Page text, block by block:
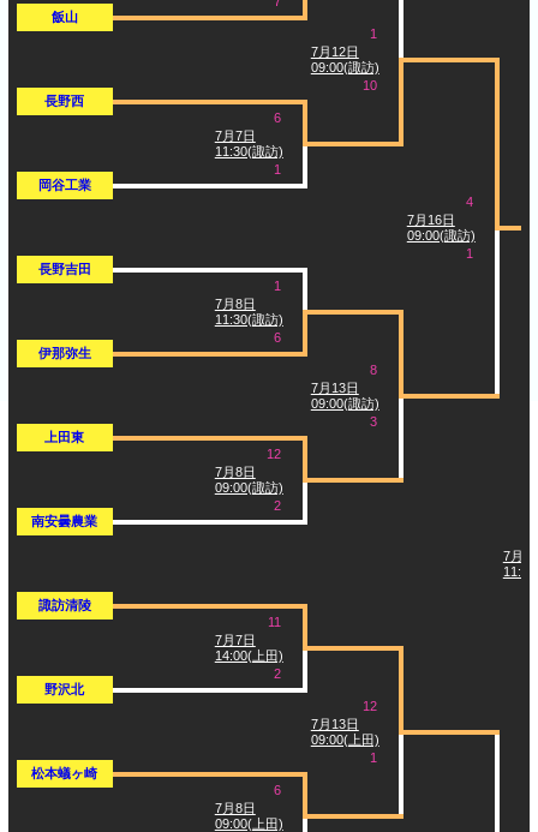
飯山
長野西
岡谷工業
長野吉田
伊那弥生
上田東
南安曇農業
諏訪清陵
野沢北
松本蟻ヶ崎
7月7日
11:30(諏訪)
6
1
7月8日
11:30(諏訪)
1
6
7月8日
09:00(諏訪)
12
2
7月7日
14:00(上田)
11
2
7月8日
09:00(上田)
6
7月12日
09:00(諏訪)
1
10
7月13日
09:00(諏訪)
8
3
7月13日
09:00(上田)
12
1
7月16日
09:00(諏訪)
4
1
7月